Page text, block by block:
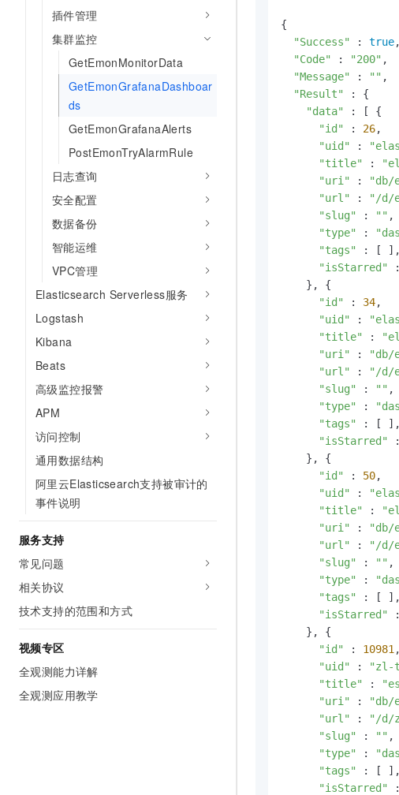
插件管理
集群监控
GetEmonMonitorData
GetEmonGrafanaDashboar
ds
GetEmonGrafanaAlerts
PostEmonTryAlarmRule
日志查询
安全配置
数据备份
智能运维
VPC管理
Elasticsearch Serverless服务
Logstash
Kibana
Beats
高级监控报警
APM
访问控制
通用数据结构
阿里云Elasticsearch支持被审计的
事件说明
服务支持
常见问题
相关协议
技术支持的范围和方式
视频专区
全观测能力详解
全观测应用教学
{
"Success"
: true,
"Code"
: "200" ,
"Message"
: "" ,
"Result"
: {
"data"
: [ {
"id"
: 26,
"uid"
:
"title"
:
"uri"
: "db/
"url"
: "/d/
"slug"
: "" ,
"type"
:
"tags"
: [ ],
"isStarred"
    }, {
"id"
: 34,
"uid"
:
"title"
:
"uri"
: "db/
"url"
: "/d/
"slug"
: "" ,
"type"
:
"tags"
: [ ],
"isStarred"
    }, {
"id"
: 50,
"uid"
:
"title"
:
"uri"
: "db/
"url"
: "/d/
"slug"
: "" ,
"type"
:
"tags"
: [ ],
"isStarred"
    }, {
"id"
: 10981 ,
"uid"
: "zl-
"title"
:
"uri"
: "db/
"url"
: "/d/
"slug"
: "" ,
"type"
:
"tags"
: [ ],
"isStarred"